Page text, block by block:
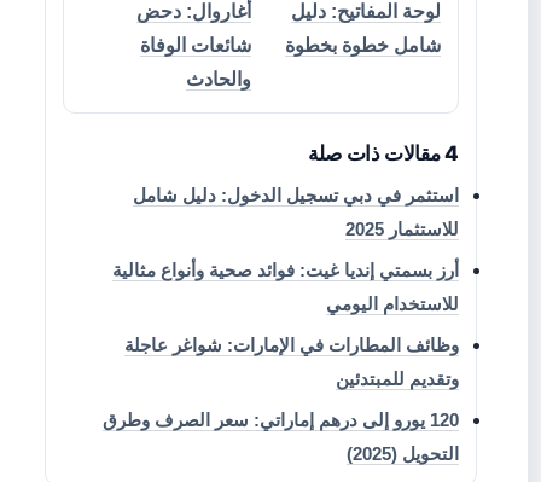
لوحة المفاتيح: دليل
شامل خطوة بخطوة
أغاروال: دحض
شائعات الوفاة
والحادث
4 مقالات ذات صلة
استثمر في دبي تسجيل الدخول: دليل شامل
للاستثمار 2025
أرز بسمتي إنديا غيت: فوائد صحية وأنواع مثالية
للاستخدام اليومي
وظائف المطارات في الإمارات: شواغر عاجلة
وتقديم للمبتدئين
120 يورو إلى درهم إماراتي: سعر الصرف وطرق
التحويل (2025)